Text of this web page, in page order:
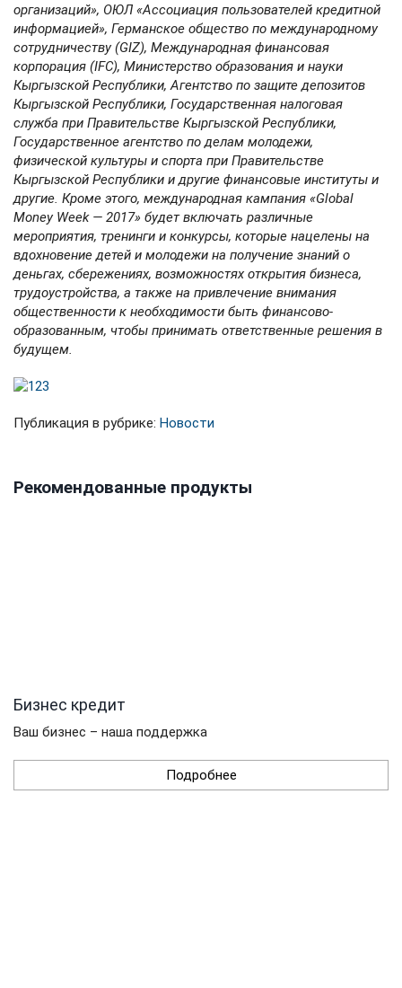
организаций», ОЮЛ «Ассоциация пользователей кредитной
информацией», Германское общество по международному
сотрудничеству (GIZ), Международная финансовая
корпорация (IFC), Министерство образования и науки
Кыргызской Республики, Агентство по защите депозитов
Кыргызской Республики, Государственная налоговая
служба при Правительстве Кыргызской Республики,
Государственное агентство по делам молодежи,
физической культуры и спорта при Правительстве
Кыргызской Республики и другие финансовые институты и
другие. Кроме этого, международная кампания «Global
Money Week — 2017» будет включать различные
мероприятия, тренинги и конкурсы, которые нацелены на
вдохновение детей и молодежи на получение знаний о
деньгах, сбережениях, возможностях открытия бизнеса,
трудоустройства, а также на привлечение внимания
общественности к необходимости быть финансово-
образованным, чтобы принимать ответственные решения в
будущем.
Публикация в рубрике: Новости
Рекомендованные продукты
Бизнес кредит
Ваш бизнес – наша поддержка
Подробнее